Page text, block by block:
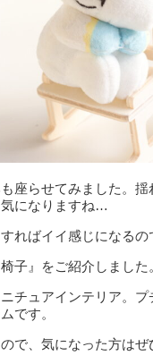
座らせてみました。
になりますね…
ればイイ感じになるの
子』をご紹介しました
チュアインテリア。
です。
で、気になった方はぜ